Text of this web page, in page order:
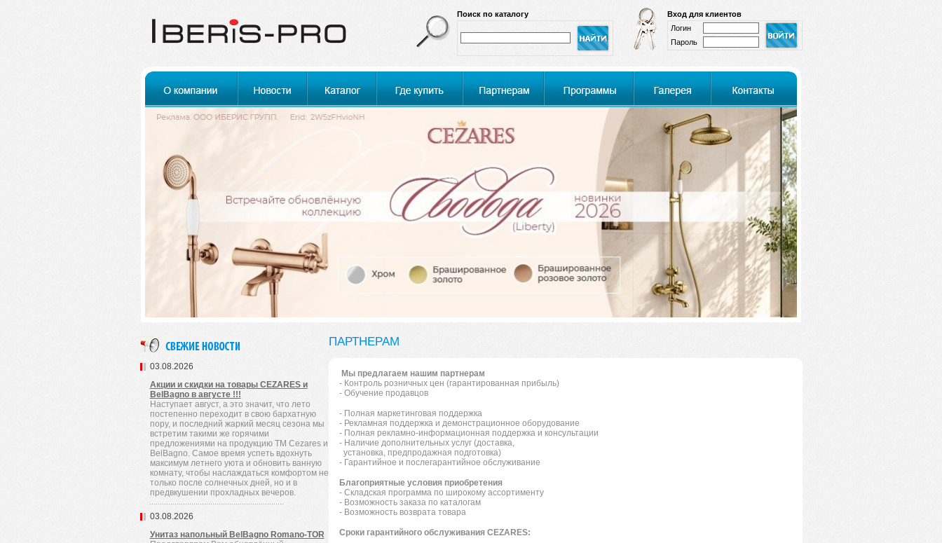
Вход для клиентов
Логин
Пароль
Поиск по каталогу
03.08.2026
Акции и скидки на товары CEZARES и
BelBagno в августе !!!
Наступает август, а это значит, что лето
постепенно переходит в свою бархатную
пору, и последний жаркий месяц сезона мы
встретим такими же горячими
предложениями на продукцию TM Cezares и
BelBagno. Самое время успеть вдохнуть
максимум летнего уюта и обновить ванную
комнату, чтобы наслаждаться комфортом не
только после солнечных дней, но и в
предвкушении прохладных вечеров.
03.08.2026
Унитаз напольный BelBagno Romano-TOR
ПАРТНЕРАМ
Мы предлагаем нашим партнерам
- Контроль розничных цен (гарантированная прибыль)
- Обучение продавцов
- Полная маркетинговая поддержка
- Рекламная поддержка и демонстрационное оборудование
- Полная рекламно-информационная поддержка и консультации
- Наличие дополнительных услуг (доставка,
установка, предпродажная подготовка)
- Гарантийное и послегарантийное обслуживание
Благоприятные условия приобретения
- Складская программа по широкому ассортименту
- Возможность заказа по каталогам
- Возможность возврата товара
Сроки гарантийного обслуживания CEZARES: